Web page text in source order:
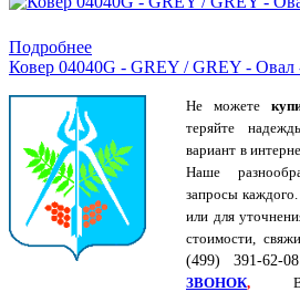
Подробнее
Ковер 04040G - GREY / GREY -
Не можете
теряйте
вариант в
Наше
запросы
или для
стоимости,
(499) 391-62-08
ЗВОНОК,